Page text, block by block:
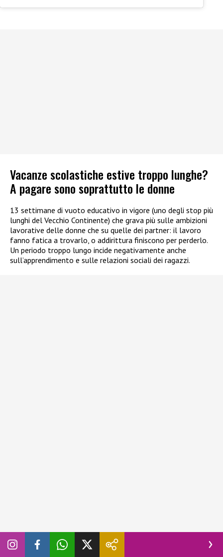
Vacanze scolastiche estive troppo lunghe?
A pagare sono soprattutto le donne
13 settimane di vuoto educativo in vigore (uno degli stop più
lunghi del Vecchio Continente) che grava più sulle ambizioni
lavorative delle donne che su quelle dei partner: il lavoro
fanno fatica a trovarlo, o addirittura finiscono per perderlo.
Un periodo troppo lungo incide negativamente anche
sull’apprendimento e sulle relazioni sociali dei ragazzi.